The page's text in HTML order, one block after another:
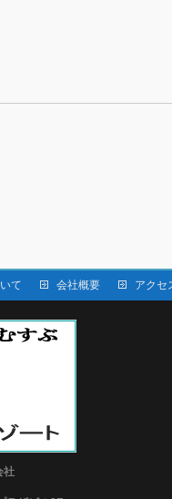
て 会社概要 アクセ
社